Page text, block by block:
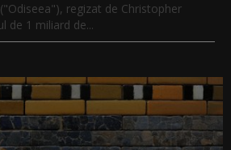
regizat de Christopher
de 1 miliard de...